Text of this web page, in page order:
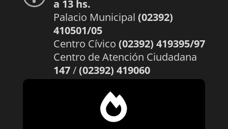
a 13 hs.
Palacio Municipal (02392)
410501/05
Centro Cívico (02392) 419395/97
Centro de Atención Ciudadana
147/(02392) 419060
